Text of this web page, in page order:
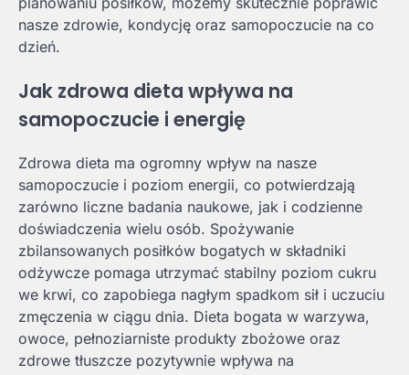
nasze zdrowie, kondycję oraz samopoczucie na co
dzień.
Jak zdrowa dieta wpływa na
samopoczucie i energię
Zdrowa dieta ma ogromny wpływ na nasze
samopoczucie i poziom energii, co potwierdzają
zarówno liczne badania naukowe, jak i codzienne
doświadczenia wielu osób. Spożywanie
zbilansowanych posiłków bogatych w składniki
odżywcze pomaga utrzymać stabilny poziom cukru
we krwi, co zapobiega nagłym spadkom sił i uczuciu
zmęczenia w ciągu dnia. Dieta bogata w warzywa,
owoce, pełnoziarniste produkty zbożowe oraz
zdrowe tłuszcze pozytywnie wpływa na